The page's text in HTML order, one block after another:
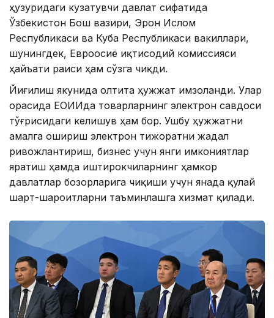
ҳузуридаги кузатувчи давлат сифатида
Ўзбекистон Бош вазири, Эрон Ислом
Республикаси ва Куба Республикаси вакиллари,
шунингдек, Евроосиё иқтисодий комиссияси
ҳайъати раиси ҳам сўзга чиқди.
Йиғилиш якунида олтита ҳужжат имзоланди. Улар
орасида ЕОИИда товарларнинг электрон савдоси
тўғрисидаги келишув ҳам бор. Ушбу ҳужжатни
амалга ошириш электрон тижоратни жадал
ривожлантириш, бизнес учун янги имкониятлар
яратиш ҳамда иштирокчиларнинг ҳамкор
давлатлар бозорларига чиқиши учун янада қулай
шарт-шароитларни таъминлашга хизмат қилади.